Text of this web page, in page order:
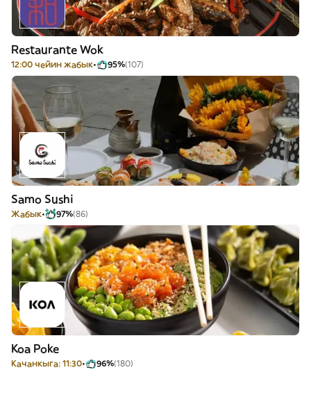
Restaurante Wok
12:00 чейин жабык 95%(107)
Samo Sushi
Жабык 97%(86)
Koa Poke
Качанкыга: 11:30 96%(180)